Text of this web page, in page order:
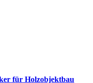
für Holzobjektbau